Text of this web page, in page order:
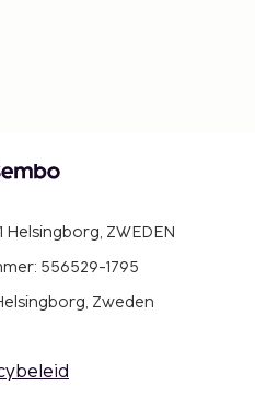
contactloos betalen.
Helsingborg, ZWEDEN
556529-1795
Zweden